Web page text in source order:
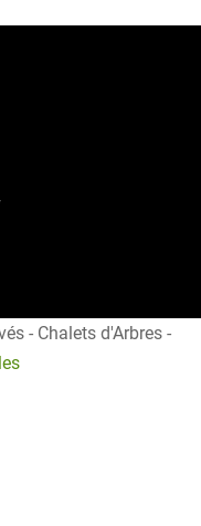
- Chalets d'Arbres -